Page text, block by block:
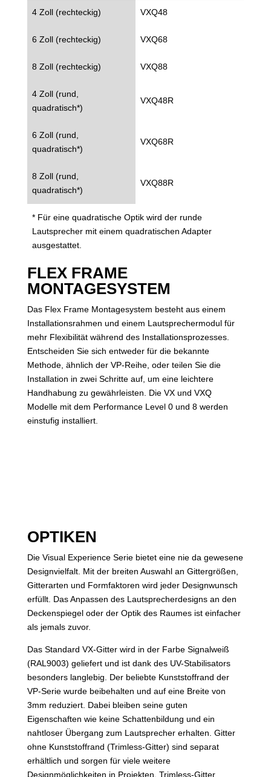
4 Zoll (rechteckig) VXQ48
6 Zoll (rechteckig) VXQ68
8 Zoll (rechteckig) VXQ88
4 Zoll (rund,
quadratisch*)
VXQ48R
6 Zoll (rund,
quadratisch*)
VXQ68R
8 Zoll (rund,
quadratisch*)
VXQ88R
* Für eine quadratische Optik wird der runde
Lautsprecher mit einem quadratischen Adapter
ausgestattet.
FLEX FRAME
MONTAGESYSTEM
Das Flex Frame Montagesystem besteht aus einem
Installationsrahmen und einem Lautsprechermodul für
mehr Flexibilität während des Installationsprozesses.
Entscheiden Sie sich entweder für die bekannte
Methode, ähnlich der VP-Reihe, oder teilen Sie die
Installation in zwei Schritte auf, um eine leichtere
Handhabung zu gewährleisten. Die VX und VXQ
Modelle mit dem Performance Level 0 und 8 werden
einstufig installiert.
OPTIKEN
Die Visual Experience Serie bietet eine nie da gewesene
Designvielfalt. Mit der breiten Auswahl an Gittergrößen,
Gitterarten und Formfaktoren wird jeder Designwunsch
erfüllt. Das Anpassen des Lautsprecherdesigns an den
Deckenspiegel oder der Optik des Raumes ist einfacher
als jemals zuvor.
Das Standard VX-Gitter wird in der Farbe Signalweiß
(RAL9003) geliefert und ist dank des UV-Stabilisators
besonders langlebig. Der beliebte Kunststoffrand der
VP-Serie wurde beibehalten und auf eine Breite von
3mm reduziert. Dabei bleiben seine guten
Eigenschaften wie keine Schattenbildung und ein
nahtloser Übergang zum Lautsprecher erhalten. Gitter
ohne Kunststoffrand (Trimless-Gitter) sind separat
erhältlich und sorgen für viele weitere
Designmöglichkeiten in Projekten. Trimless-Gitter